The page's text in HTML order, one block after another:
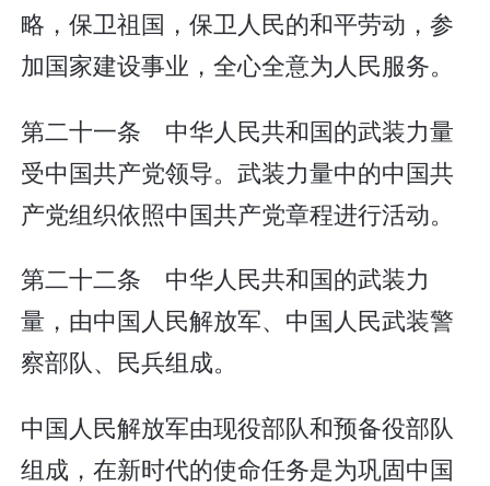
略，保卫祖国，保卫人民的和平劳动，参
加国家建设事业，全心全意为人民服务。
第二十一条 中华人民共和国的武装力量
受中国共产党领导。武装力量中的中国共
产党组织依照中国共产党章程进行活动。
第二十二条 中华人民共和国的武装力
量，由中国人民解放军、中国人民武装警
察部队、民兵组成。
中国人民解放军由现役部队和预备役部队
组成，在新时代的使命任务是为巩固中国